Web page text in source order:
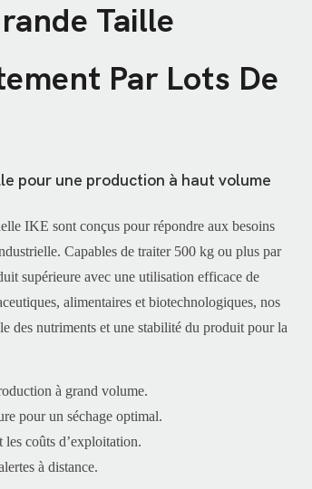
Taille
Par Lots De
pour une production à haut volume
IKE sont conçus pour répondre aux besoins
Capables de traiter 500 kg ou plus par
supérieure avec une utilisation efficace de
alimentaires et biotechnologiques, nos
des nutriments et une stabilité du produit pour la
à grand volume.
pour un séchage optimal.
coûts d’exploitation.
à distance.